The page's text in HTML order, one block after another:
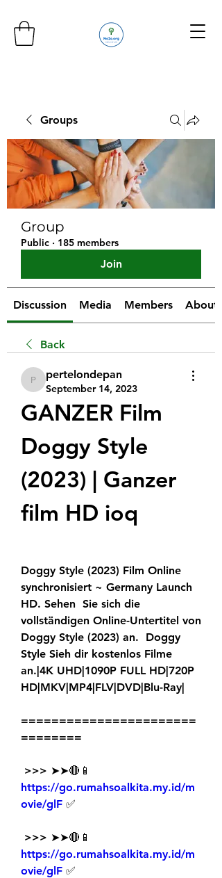
Groups
Group
Public · 185 members
Join
Discussion Media Members About
Back
pertelondepan
pertelondepan
September 14, 2023
GANZER Film
Doggy Style
(2023) | Ganzer
film HD ioq
Doggy Style (2023) Film Online
synchronisiert ~ Germany Launch
HD. Sehen  Sie sich die
vollständigen Online-Untertitel von
Doggy Style (2023) an.  Doggy
Style Sieh dir kostenlos Filme
an.|4K UHD|1090P FULL HD|720P
HD|MKV|MP4|FLV|DVD|Blu-Ray|
=======================
========
https://go.rumahsoalkita.my.id/m
ovie/glF ✅
https://go.rumahsoalkita.my.id/m
ovie/glF ✅